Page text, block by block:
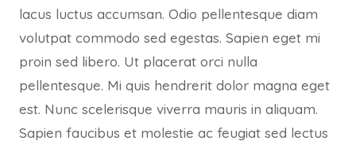
lacus luctus accumsan. Odio pellentesque diam
volutpat commodo sed egestas. Sapien eget mi
proin sed libero. Ut placerat orci nulla
pellentesque. Mi quis hendrerit dolor magna eget
est. Nunc scelerisque viverra mauris in aliquam.
Sapien faucibus et molestie ac feugiat sed lectus